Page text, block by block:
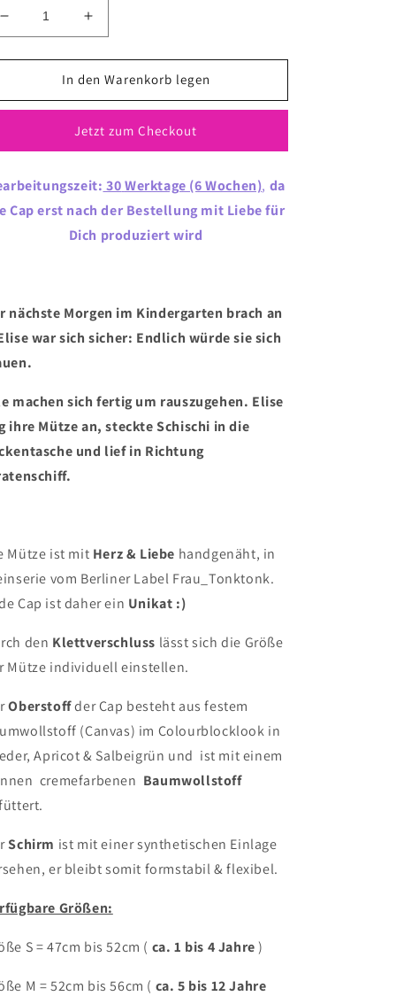
Verringere
die
Menge
Mutausbruch-
&quot;Elise&quot;
Erhöhe
die
Menge
für
Mutausbruch-
&quot;Elise&quot;
In den Warenkorb legen
Jetzt zum Checkout
30Werktage (6 Wochen), da
Cap erst nach der Bestellung mit Liebe für
Dich produziert wird
nächste Morgen im Kindergarten brach an
war sich sicher: Endlich würde sie sich
machen sich fertig um rauszugehen. Elise
ihre Mütze an, steckte Schischi in die
und lief in Richtung
Mütze ist mit Herz & Liebe handgenäht, in
vom Berliner Label Frau_Tonktonk.
Cap ist daher ein Unikat :)
den Klettverschluss lässt sich die Größe
Mütze individuell einstellen.
Oberstoffder Cap besteht aus festem
(Canvas) im Colourblocklook in
Apricot & Salbeigrün und ist mit einem
cremefarbenen Baumwollstoff
Schirm ist mit einer synthetischen Einlage
er bleibt somit formstabil & flexibel.
Größen:
S = 47cm bis 52cm ( ca. 1 bis 4 Jahre)
M = 52cm bis 56cm ( ca. 5 bis 12 Jahre